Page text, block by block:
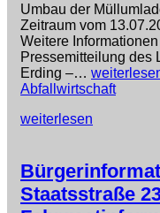
Umbau der
Zeitraum vom
Weitere
Pressemitteilung des
Erding –…
Abfallwirtschaft
weiterlesen
Staatsstraße